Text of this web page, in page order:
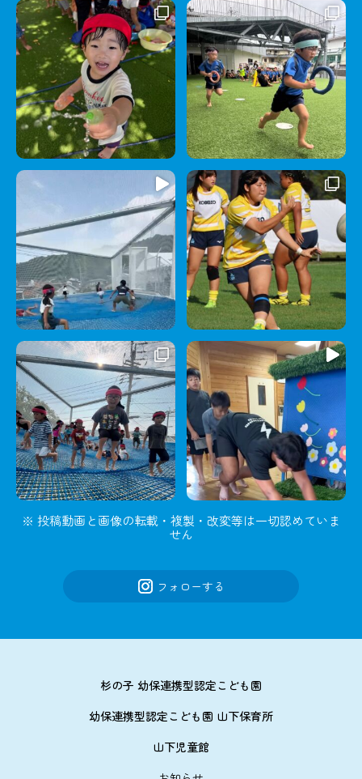
※ 投稿動画と画像の転載・複製・改変等は一切認めていま
せん
フォローする
杉の子 幼保連携型認定こども園
幼保連携型認定こども園 山下保育所
山下児童館